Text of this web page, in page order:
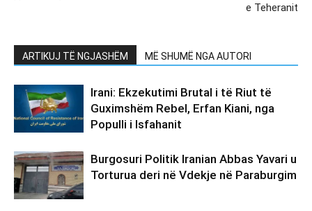
e Teheranit
ARTIKUJ TË NGJASHËM MË SHUMË NGA AUTORI
Irani: Ekzekutimi Brutal i të Riut të
Guximshëm Rebel, Erfan Kiani, nga
Populli i Isfahanit
Burgosuri Politik Iranian Abbas Yavari u
Torturua deri në Vdekje në Paraburgim